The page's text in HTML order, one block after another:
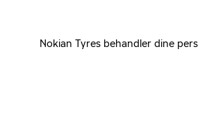
Nokian Tyres behandler dine